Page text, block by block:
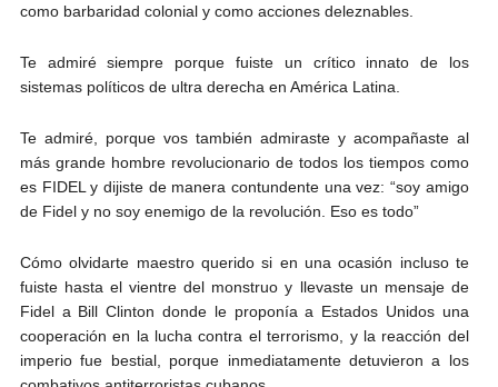
como barbaridad colonial y como acciones deleznables.
Te admiré siempre porque fuiste un crítico innato de los
sistemas políticos de ultra derecha en América Latina.
Te admiré, porque vos también admiraste y acompañaste al
más grande hombre revolucionario de todos los tiempos como
es FIDEL y dijiste de manera contundente una vez: “soy amigo
de Fidel y no soy enemigo de la revolución. Eso es todo”
Cómo olvidarte maestro querido si en una ocasión incluso te
fuiste hasta el vientre del monstruo y llevaste un mensaje de
Fidel a Bill Clinton donde le proponía a Estados Unidos una
cooperación en la lucha contra el terrorismo, y la reacción del
imperio fue bestial, porque inmediatamente detuvieron a los